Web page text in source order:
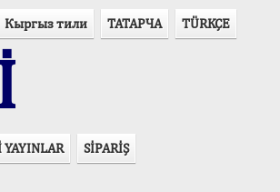
Кыргыз тили ТАТАРЧА TÜRKÇE
YAYINLAR SİPARİŞ